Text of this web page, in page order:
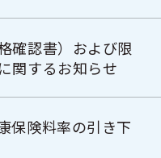
確認書）および限
関するお知らせ
保険料率の引き下